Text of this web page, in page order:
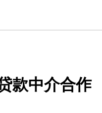
款中介合作